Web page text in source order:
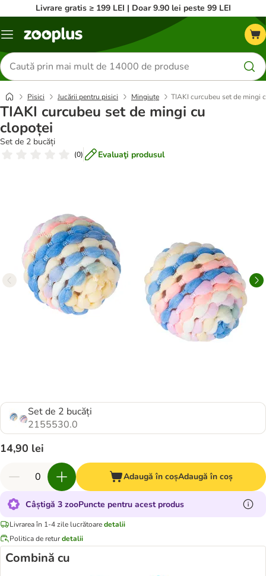
Livrare gratis ≥ 199 LEI | Doar 9.90 lei peste 99 LEI
Categorii
Căutare
produse
Pisici Jucării pentru pisici Mingiuțe TIAKI curcubeu set de mingi
TIAKI curcubeu set de mingi cu
clopoței
Set de 2 bucăți
(0) Evaluaţi produsul
Set de 2 bucăți
2155530.0
14,90 lei
Adaugă în coșAdaugă în coș
Câștigă 3 zooPuncte pentru acest produs
Livrarea în 1-4 zile lucrătoaredetalii
Politica de returdetalii
Combină cu